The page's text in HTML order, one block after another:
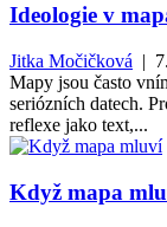
Ideologie v
Jitka Močičková |
Mapy jsou často
seriózních datech.
reflexe jako text,...
Když mapa